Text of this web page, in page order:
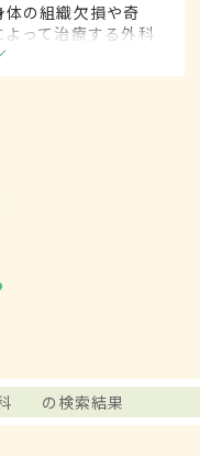
の組織欠損や奇
って治療する外科
の検索結果